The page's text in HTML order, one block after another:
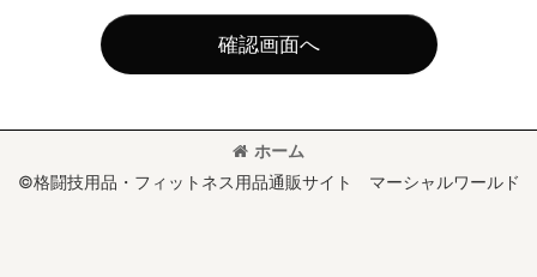
確認画面へ
ホーム
©格闘技用品・フィットネス用品通販サイト マーシャルワールド